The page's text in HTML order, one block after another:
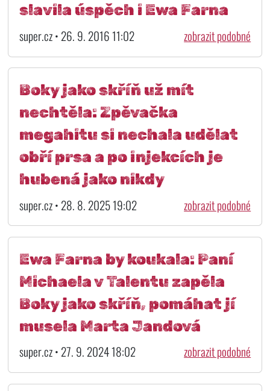
slavila úspěch i Ewa Farna
super.cz • 26. 9. 2016 11:02 zobrazit podobné
Boky jako skříň už mít
nechtěla: Zpěvačka
megahitu si nechala udělat
obří prsa a po injekcích je
hubená jako nikdy
super.cz • 28. 8. 2025 19:02 zobrazit podobné
Ewa Farna by koukala: Paní
Michaela v Talentu zapěla
Boky jako skříň, pomáhat jí
musela Marta Jandová
super.cz • 27. 9. 2024 18:02 zobrazit podobné